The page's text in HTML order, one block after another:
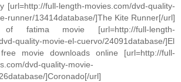
[url=http://full-length-movies.com/dvd-quality-
runner/13414database/]The Kite Runner[/url]
fatima movie [url=http://full-length-
quality-movie-el-cuervo/24091database/]El
movie downloads online [url=http://full-
dvd-quality-movie-
]Coronado[/url]